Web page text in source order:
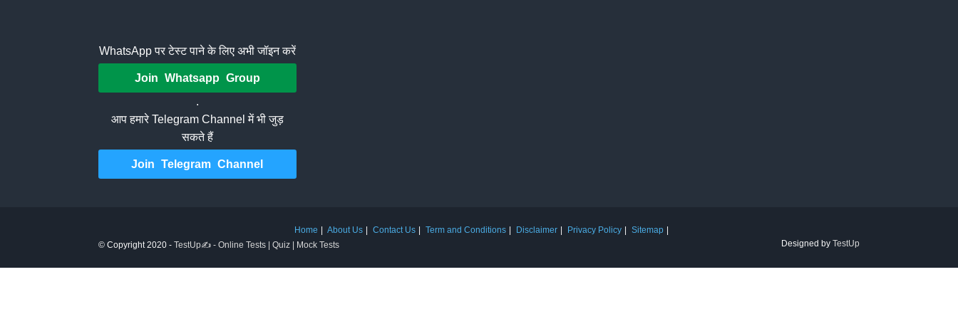
WhatsApp पर टेस्ट पाने के लिए अभी जॉइन करें
Join Whatsapp Group
.
आप हमारे Telegram Channel में भी जुड़
सकते हैं
Join Telegram Channel
Home About Us Contact Us Term and Conditions Disclaimer Privacy Policy
Sitemap
© Copyright 2020 - TestUp✍️ - Online Tests | Quiz | Mock Tests Designed by TestUp